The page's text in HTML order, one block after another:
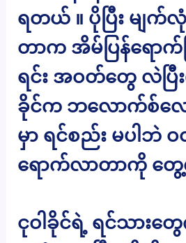
ရတယ် ။ ပိုပြီး မျက်
တာက အိမ်ပြန်ရောက်
ရင်း အဝတ်တွေ လဲပြီး
ခိုင်က ဘလောက်စ်လ
မှာ ရင်စည်း မပါဘဲ ဝ
ရောက်လာတာကို တွ
ငုဝါခိုင်ရဲ့ ရင်သားတွ